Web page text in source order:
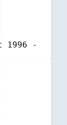
1996 -